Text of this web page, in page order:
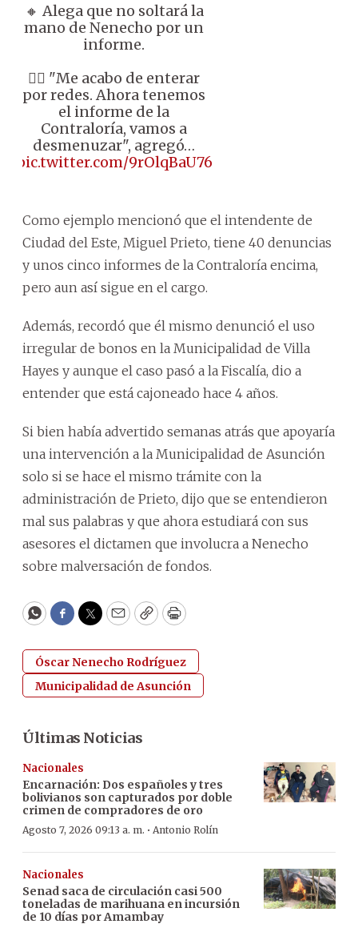
🔸 Alega que no soltará la
mano de Nenecho por un
informe.
👉🏼 "Me acabo de enterar
por redes. Ahora tenemos
el informe de la
Contraloría, vamos a
desmenuzar", agregó…
pic.twitter.com/9rOlqBaU76
Como ejemplo mencionó que el intendente de
Ciudad del Este, Miguel Prieto, tiene 40 denuncias
y unos cinco informes de la Contraloría encima,
pero aun así sigue en el cargo.
Además, recordó que él mismo denunció el uso
irregular de bonos en la Municipalidad de Villa
Hayes y aunque el caso pasó a la Fiscalía, dio a
entender que está cajoneado hace 4 años.
Si bien había advertido semanas atrás que apoyaría
una intervención a la Municipalidad de Asunción
solo si se hace el mismo trámite con la
administración de Prieto, dijo que se entendieron
mal sus palabras y que ahora estudiará con sus
asesores el dictamen que involucra a Nenecho
sobre malversación de fondos.
WhatsApp
Facebook
Twitter
EmailCopyPrint
Óscar Nenecho Rodríguez
Municipalidad de Asunción
Últimas Noticias
Nacionales
Encarnación: Dos españoles y tres
bolivianos son capturados por doble
crimen de compradores de oro
Agosto 7, 2026 09:13 a. m. · Antonio Rolín
Nacionales
Senad saca de circulación casi 500
toneladas de marihuana en incursión
de 10 días por Amambay